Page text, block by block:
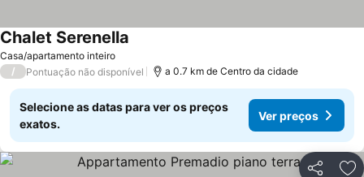
Casa/apartamento inteiro
Chalet Serenella
/ Pontuação não disponível a 0.7 km de Centro da cidade
Selecione as datas para ver os preços
exatos.
Ver preços